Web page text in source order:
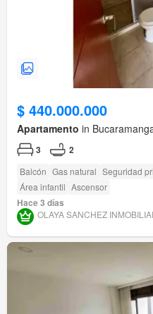
$ 440.000.000
Apartamento in
3 2
Balcón Gas natural Seguridad
Área infantil Ascensor
Hace 3 días
OLAYA SANCHEZ